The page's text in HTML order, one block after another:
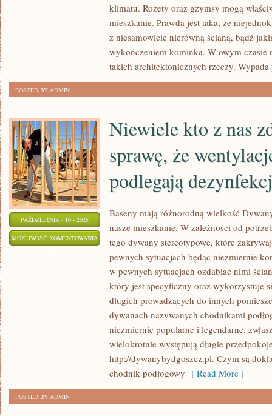
klimatu. Rozety oraz gzymsy mogą
mieszkanie. Prawda jest taka, że
z niesamowicie nierówną ścianą, bądź
wykończeniem kominka. W owym czasie
takich architektonicznych rzeczy. Wypada
POSTED BY ADMIN
PAŹDZIERNIK - 10 - 2025
MOŻLIWOŚĆ KOMENTOWANIA
ZDAJE
SOBIE
SPRAWĘ,
WENTYLACJE
RÓWNIEŻ
PODLEGAJĄ
DEZYNFEKCJI
Niewiele kto z nas
sprawę, że
podlegają
Baseny mają różnorodną wielkość
nasze mieszkanie. W zależności od
tego dywany stereotypowe, które
pewnych sytuacjach będąc niezmiernie
w pewnych sytuacjach ozdabiać nimi
który jest specyficzny oraz wykorzystuje
długich prowadzących do innych
dywanach nazywanych chodnikami
niezmiernie popularne i legendarne,
wielokrotnie występują długie
http://dywanybydgoszcz.pl. Czym są
chodnik podłogowy [ Read More ]
POSTED BY ADMIN